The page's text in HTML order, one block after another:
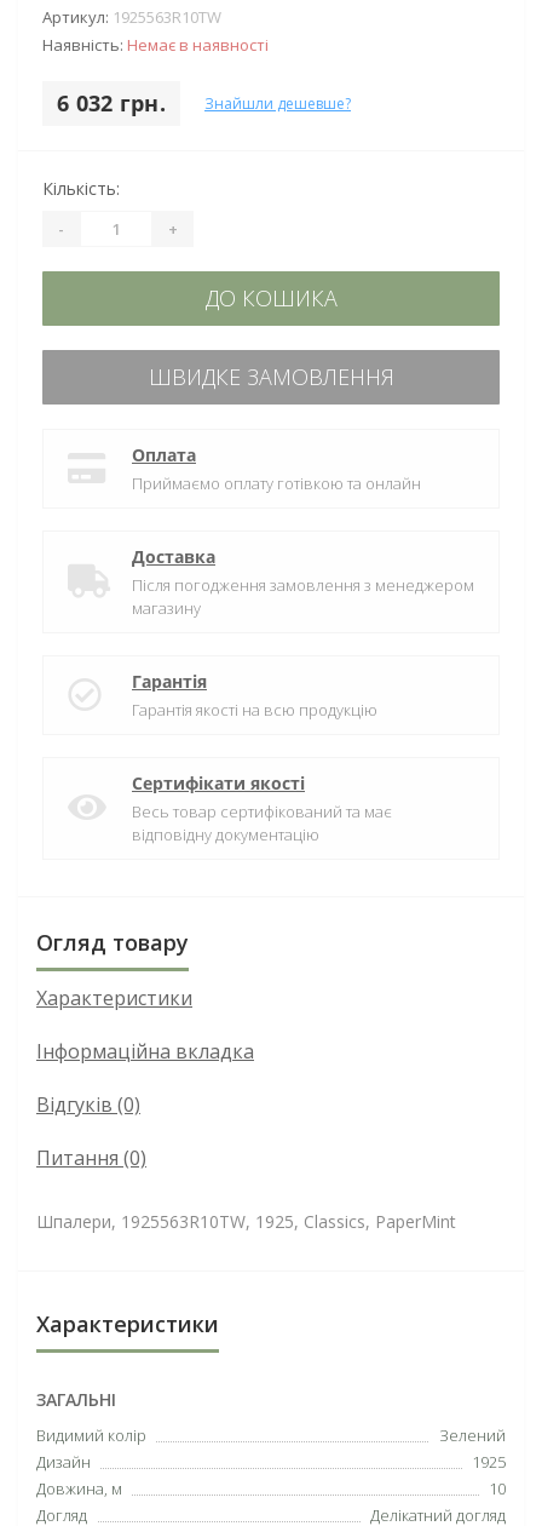
Артикул: 1925563R10TW
Наявність: Немає в наявності
6 032 грн. Знайшли дешевше?
Кількість:
- +
ДО КОШИКА
ШВИДКЕ ЗАМОВЛЕННЯ
Оплата
Приймаємо оплату готівкою та онлайн
Доставка
Після погодження замовлення з менеджером
магазину
Гарантія
Гарантія якості на всю продукцію
Сертифікати якості
Весь товар сертифікований та має
відповідну документацію
Огляд товару
Характеристики
Інформаційна вкладка
Відгуків (0)
Питання (0)
Шпалери, 1925563R10TW, 1925, Classics, PaperMint
Характеристики
ЗАГАЛЬНІ
Видимий колір
Зелений
Дизайн
1925
Довжина, м
10
Догляд
Делікатний догляд